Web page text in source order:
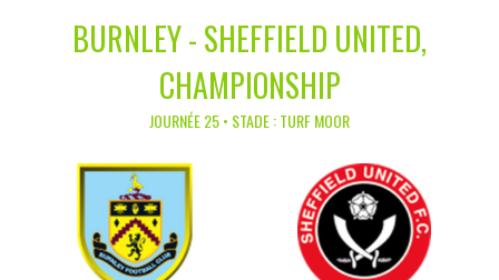
BURNLEY - SHEFFIELD UNITED,
CHAMPIONSHIP
JOURNÉE 25 • STADE : TURF MOOR